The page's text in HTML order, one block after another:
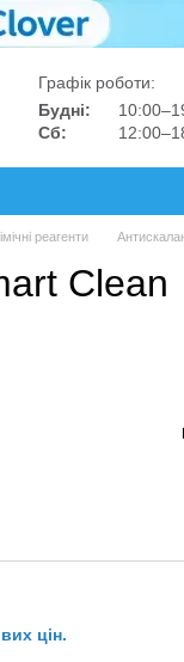
Графік роботи:
Будні:
Сб:
реагенти
Clean
цін.